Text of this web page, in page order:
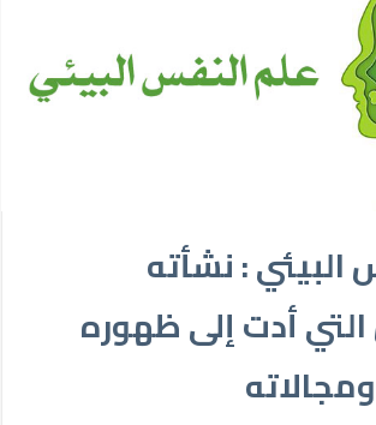
البيئي : نشأته
أدت إلى ظهوره